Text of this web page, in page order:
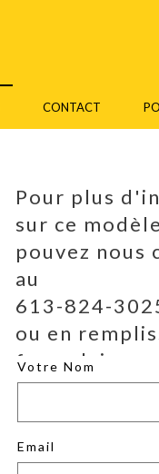
CONTACT
Pour plus
sur ce
pouvez nous
au
613-824-
ou en
formulaire.
Votre Nom
Email